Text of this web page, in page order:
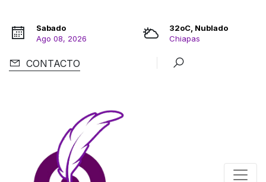
Sabado
Ago 08, 2026
32oC, Nublado
Chiapas
CONTACTO